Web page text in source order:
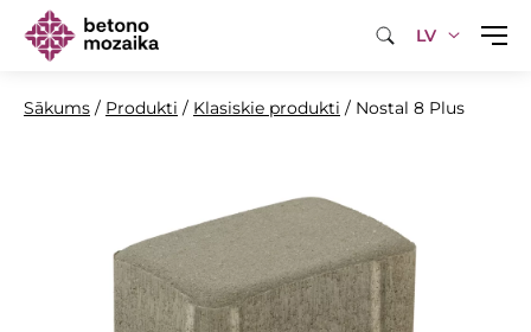
LV
Sākums / Produkti / Klasiskie produkti / Nostal 8 Plus